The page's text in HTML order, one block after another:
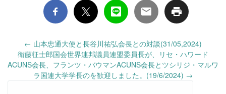
navigation
← 山本忠通大使と長谷川祐弘会長との対談(31/05,2024)
衛藤征士郎国会世界連邦議員連盟委員長が、リセ・ハワード
ACUNS会長、フランツ・バウマンACUNS会長とツシリジ・マルワ
ラ国連大学学長のを歓迎しました。(19/6/2024) →